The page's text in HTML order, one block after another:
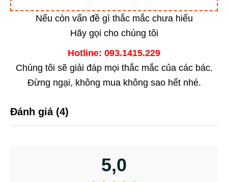
Nếu còn vấn đề gì thắc mắc chưa hiểu
Hãy gọi cho chúng tôi
Hotline: 093.1415.229
Chúng tôi sẽ giải đáp mọi thắc mắc của các bác.
Đừng ngại, không mua không sao hết nhé.
Đánh giá (4)
5,0